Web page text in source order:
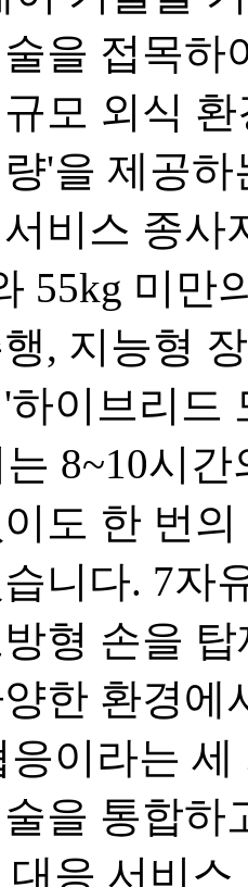
을 접목하
모 외식
'을 제공
비스 종사
55kg 미만
, 지능형
하이브리드
8~10시
도 한 번
니다. 7자
형 손을
한 환경에
이라는
을 통합하
응 서비